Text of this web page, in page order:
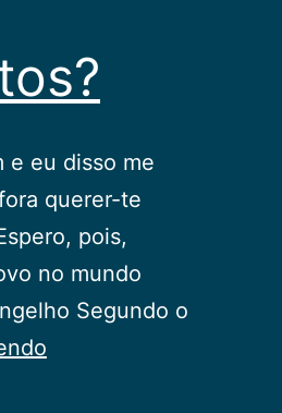
e eu disso me
querer-te
pois,
no mundo
Segundo o